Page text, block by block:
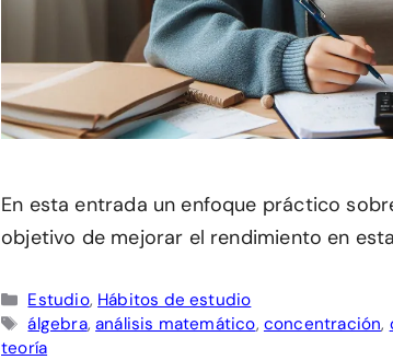
En esta entrada un enfoque práctico
objetivo de mejorar el rendimiento en
Categorías
Estudio, Hábitos de estudio
Etiquetas
álgebra,análisis matemático, concentración,
teoría